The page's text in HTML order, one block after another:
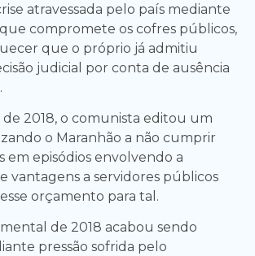
atravessada pelo país mediante
compromete os cofres públicos,
que o próprio já admitiu
judicial por conta de ausência
2018, o comunista editou um
o Maranhão a não cumprir
em episódios envolvendo a
vantagens a servidores públicos
orçamento para tal.
de 2018 acabou sendo
pressão sofrida pelo